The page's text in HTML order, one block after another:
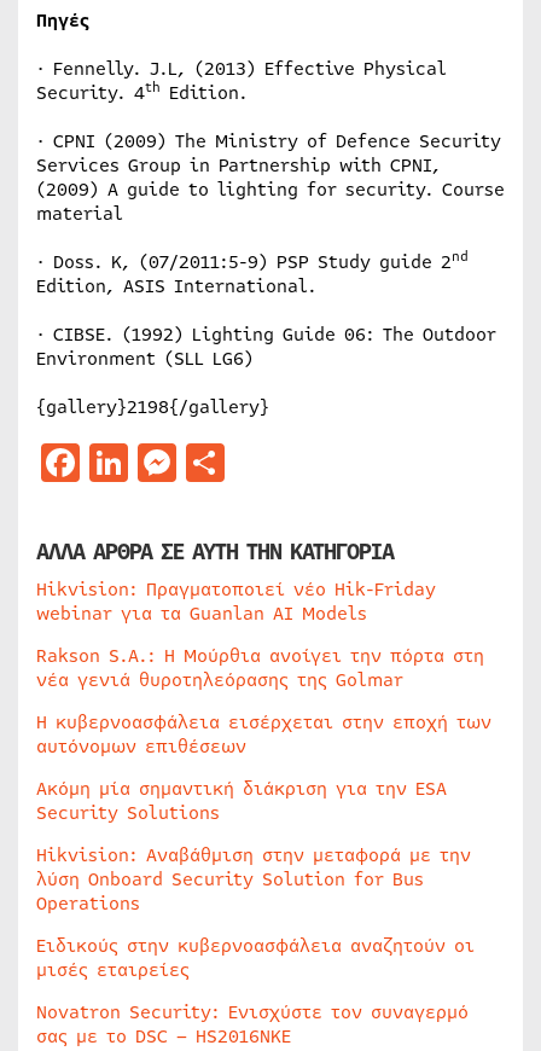
Πηγές
· Fennelly. J.L, (2013) Effective Physical
Security. 4th Edition.
· CPNI (2009) The Ministry of Defence Security
Services Group in Partnership with CPNI,
(2009) A guide to lighting for security. Course
material
· Doss. K, (07/2011:5-9) PSP Study guide 2nd
Edition, ASIS International.
· CIBSE. (1992) Lighting Guide 06: The Outdoor
Environment (SLL LG6)
{gallery}2198{/gallery}
Facebook
LinkedIn
Messenger
ΑΛΛΑ ΑΡΘΡΑ ΣΕ ΑΥΤΗ ΤΗΝ ΚΑΤΗΓΟΡΙΑ
Hikvision: Πραγματοποιεί νέο Hik-Friday
webinar για τα Guanlan AI Models
Rakson S.A.: Η Μούρθια ανοίγει την πόρτα στη
νέα γενιά θυροτηλεόρασης της Golmar
Η κυβερνοασφάλεια εισέρχεται στην εποχή των
αυτόνομων επιθέσεων
Ακόμη μία σημαντική διάκριση για την ESA
Security Solutions
Hikvision: Αναβάθμιση στην μεταφορά με την
λύση Onboard Security Solution for Bus
Operations
Ειδικούς στην κυβερνοασφάλεια αναζητούν οι
μισές εταιρείες
Novatron Security: Ενισχύστε τον συναγερμό
σας με το DSC – HS2016NKE